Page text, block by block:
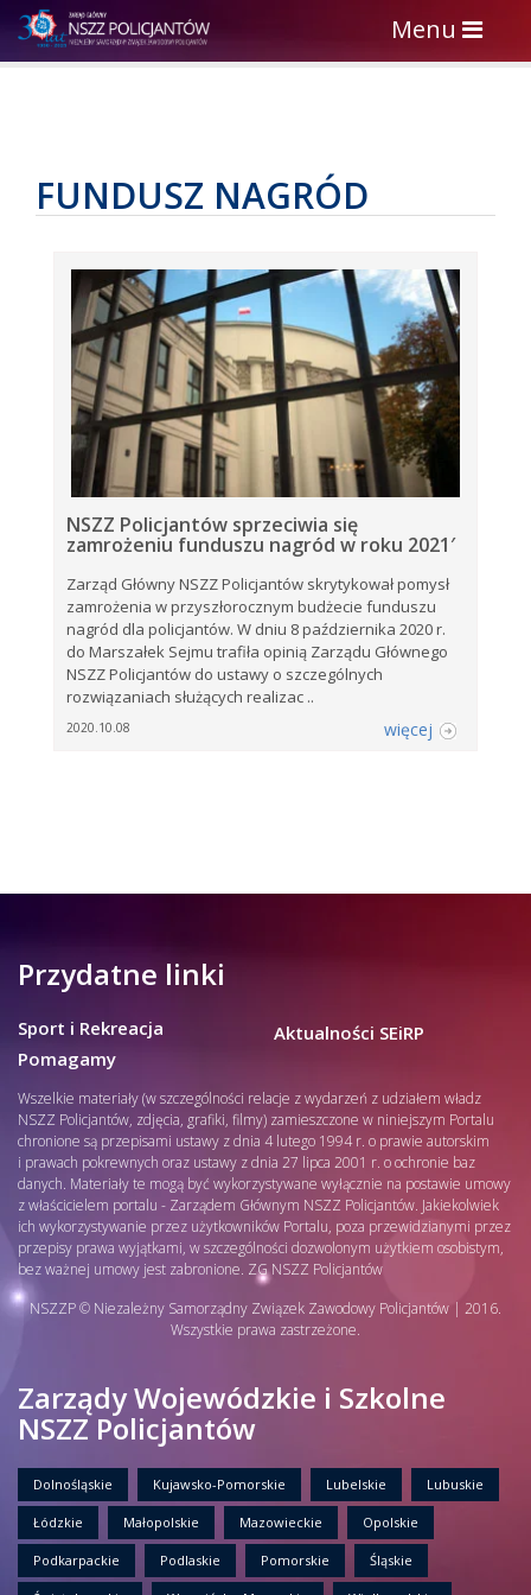
Toggle
navigation
Menu
FUNDUSZ NAGRÓD
NSZZ Policjantów sprzeciwia się
zamrożeniu funduszu nagród w roku 2021′
Zarząd Główny NSZZ Policjantów skrytykował pomysł
zamrożenia w przyszłorocznym budżecie funduszu
nagród dla policjantów. W dniu 8 października 2020 r.
do Marszałek Sejmu trafiła opinią Zarządu Głównego
NSZZ Policjantów do ustawy o szczególnych
rozwiązaniach służących realizac ..
2020.10.08 więcej
Przydatne linki
Sport i Rekreacja
Pomagamy
Aktualności SEiRP
Wszelkie materiały (w szczególności relacje z wydarzeń z udziałem władz
NSZZ Policjantów, zdjęcia, grafiki, filmy) zamieszczone w niniejszym Portalu
chronione są przepisami ustawy z dnia 4 lutego 1994 r. o prawie autorskim
i prawach pokrewnych oraz ustawy z dnia 27 lipca 2001 r. o ochronie baz
danych. Materiały te mogą być wykorzystywane wyłącznie na postawie umowy
z właścicielem portalu - Zarządem Głównym NSZZ Policjantów. Jakiekolwiek
ich wykorzystywanie przez użytkowników Portalu, poza przewidzianymi przez
przepisy prawa wyjątkami, w szczególności dozwolonym użytkiem osobistym,
bez ważnej umowy jest zabronione. ZG NSZZ Policjantów
NSZZP © Niezależny Samorządny Związek Zawodowy Policjantów | 2016.
Wszystkie prawa zastrzeżone.
Zarządy Wojewódzkie i Szkolne
NSZZ Policjantów
Dolnośląskie Kujawsko-Pomorskie Lubelskie Lubuskie
Łódzkie Małopolskie Mazowieckie Opolskie
Podkarpackie Podlaskie Pomorskie Śląskie